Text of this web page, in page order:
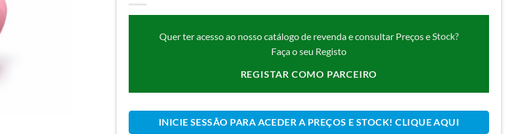
Quer ter acesso ao nosso catálogo de revenda e consultar Preços e Stock?
Faça o seu Registo
REGISTAR COMO PARCEIRO
INICIE SESSÃO PARA ACEDER A PREÇOS E STOCK! CLIQUE AQUI